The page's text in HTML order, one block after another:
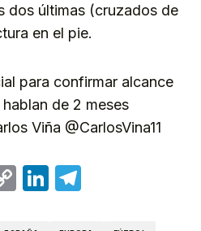
dos últimas (cruzados de
en el pie.
para confirmar alcance
de 2 meses
Viña @CarlosVina11
CopyLinkedIn